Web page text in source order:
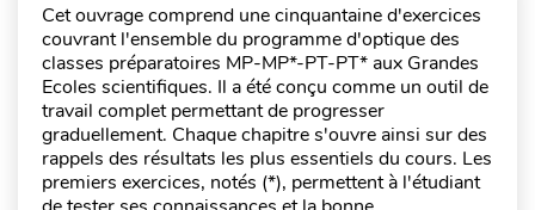
Cet ouvrage comprend une cinquantaine d'exercices
couvrant l'ensemble du programme d'optique des
classes préparatoires MP-MP*-PT-PT* aux Grandes
Ecoles scientifiques. Il a été conçu comme un outil de
travail complet permettant de progresser
graduellement. Chaque chapitre s'ouvre ainsi sur des
rappels des résultats les plus essentiels du cours. Les
premiers exercices, notés (*), permettent à l'étudiant